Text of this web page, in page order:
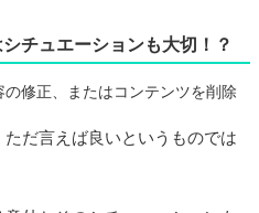
チュエーションも大切！？
修正、またはコンテンツを削除
だ言えば良いというものでは